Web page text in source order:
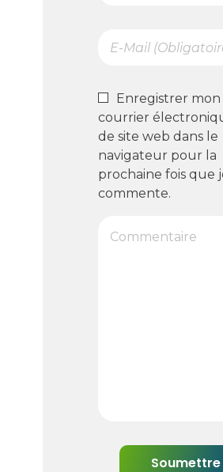
Enregistrer mon
courrier
de site web dans le
navigateur pour la
prochaine fois que
commente.